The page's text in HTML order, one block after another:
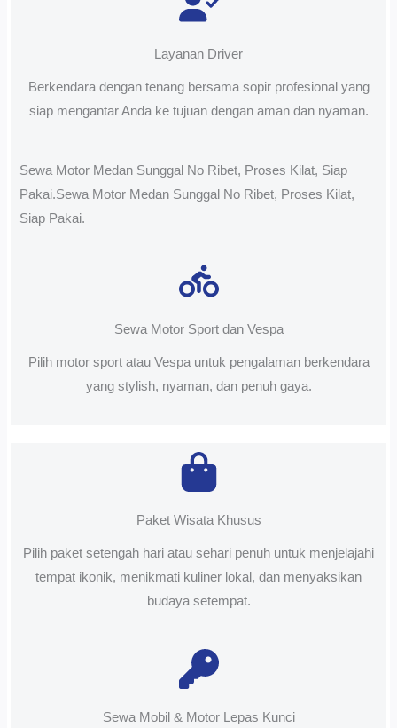
Layanan Driver
Berkendara dengan tenang bersama sopir profesional yang
siap mengantar Anda ke tujuan dengan aman dan nyaman.
Sewa Motor Medan Sunggal No Ribet, Proses Kilat, Siap
Pakai.Sewa Motor Medan Sunggal No Ribet, Proses Kilat,
Siap Pakai.
Sewa Motor Sport dan Vespa
Pilih motor sport atau Vespa untuk pengalaman berkendara
yang stylish, nyaman, dan penuh gaya.
Paket Wisata Khusus
Pilih paket setengah hari atau sehari penuh untuk menjelajahi
tempat ikonik, menikmati kuliner lokal, dan menyaksikan
budaya setempat.
Sewa Mobil & Motor Lepas Kunci